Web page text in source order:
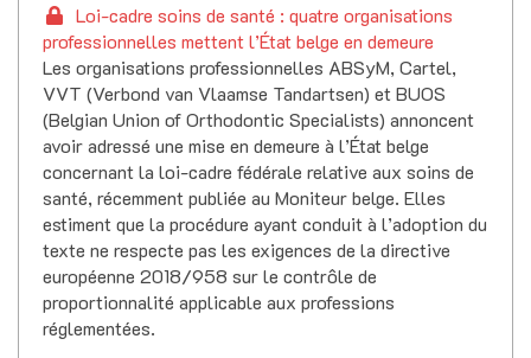
Loi-cadre soins de santé : quatre organisations
professionnelles mettent l’État belge en demeure
Les organisations professionnelles ABSyM, Cartel,
VVT (Verbond van Vlaamse Tandartsen) et BUOS
(Belgian Union of Orthodontic Specialists) annoncent
avoir adressé une mise en demeure à l’État belge
concernant la loi-cadre fédérale relative aux soins de
santé, récemment publiée au Moniteur belge. Elles
estiment que la procédure ayant conduit à l’adoption du
texte ne respecte pas les exigences de la directive
européenne 2018/958 sur le contrôle de
proportionnalité applicable aux professions
réglementées.